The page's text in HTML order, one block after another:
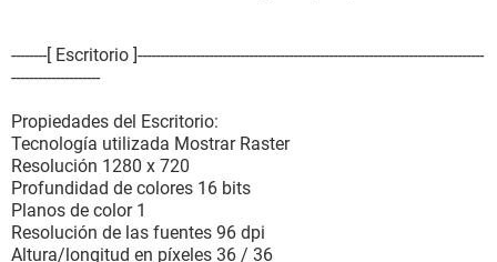
Propiedades del conector del puerto:
Tipo de conector interno Ninguno
Diseño del conector externo USB0
[ Conectores de puertos / VIDEO ]
Propiedades del conector del puerto:
Tipo de puerto Video Port
--------[ Escritorio ]------------------------------------------------------------------------------
--------------------
Propiedades del Escritorio:
Tecnología utilizada Mostrar Raster
Resolución 1280 x 720
Profundidad de colores 16 bits
Planos de color 1
Resolución de las fuentes 96 dpi
Altura/longitud en píxeles 36 / 36